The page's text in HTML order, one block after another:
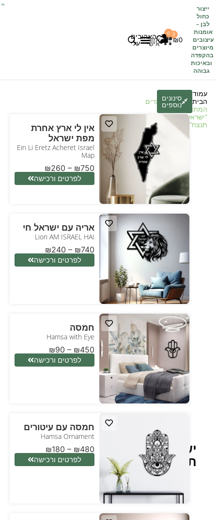
ייצור
כחול
לבן –
אומנות
עיצובים
מיוצרים
בהקפדה
ובאיכות
גבוהה
₪0
0 האהובים
עלי
0
אזור
אישי
עמוד
הבית /חנות/ מוצרים
המתויגים
“ישראל
תנצח”
ישראל
תנצח
סינונים
נוספים
אין לי ארץ אחרת
מפת ישראל
Ein Li Eretz Acheret Israel
Map
₪260 – ₪750
לפרטים ורכישה
אריה עם ישראל חי
Lion AM ISRAEL HAI
₪240 – ₪740
לפרטים ורכישה
חמסה
Hamsa with Eye
₪90 – ₪450
לפרטים ורכישה
חמסה עם עיטורים
Hamsa Ornament
₪180 – ₪480
לפרטים ורכישה